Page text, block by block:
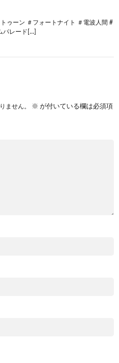
ゥーン ＃フォートナイト ＃電波人間 #
パレード[…]
ません。 ※ が付いている欄は必須項